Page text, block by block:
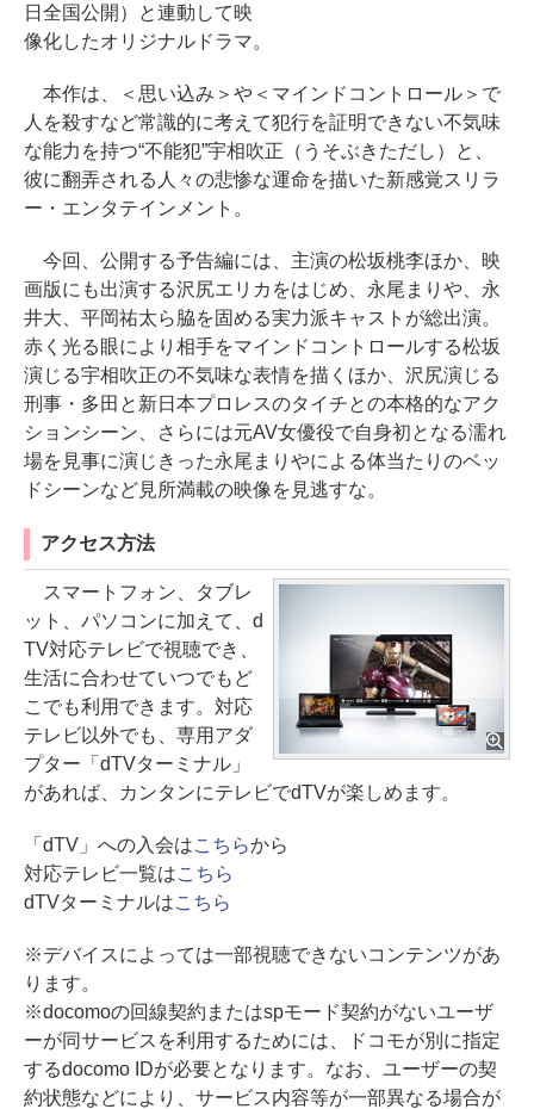
日全国公開）と連動して映
像化したオリジナルドラマ。
本作は、＜思い込み＞や＜マインドコントロール＞で
人を殺すなど常識的に考えて犯行を証明できない不気味
な能力を持つ“不能犯”宇相吹正（うそぶきただし）と、
彼に翻弄される人々の悲惨な運命を描いた新感覚スリラ
ー・エンタテインメント。
今回、公開する予告編には、主演の松坂桃李ほか、映
画版にも出演する沢尻エリカをはじめ、永尾まりや、永
井大、平岡祐太ら脇を固める実力派キャストが総出演。
赤く光る眼により相手をマインドコントロールする松坂
演じる宇相吹正の不気味な表情を描くほか、沢尻演じる
刑事・多田と新日本プロレスのタイチとの本格的なアク
ションシーン、さらには元AV女優役で自身初となる濡れ
場を見事に演じきった永尾まりやによる体当たりのベッ
ドシーンなど見所満載の映像を見逃すな。
アクセス方法
スマートフォン、タブレ
ット、パソコンに加えて、d
TV対応テレビで視聴でき、
生活に合わせていつでもど
こでも利用できます。対応
テレビ以外でも、専用アダ
プター「dTVターミナル」
があれば、カンタンにテレビでdTVが楽しめます。
「dTV」への入会はこちらから
対応テレビ一覧はこちら
dTVターミナルはこちら
※デバイスによっては一部視聴できないコンテンツがあ
ります。
※docomoの回線契約またはspモード契約がないユーザ
ーが同サービスを利用するためには、ドコモが別に指定
するdocomo IDが必要となります。なお、ユーザーの契
約状態などにより、サービス内容等が一部異なる場合が